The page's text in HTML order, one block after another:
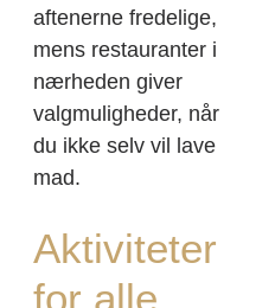
aftenerne fredelige,
mens restauranter i
nærheden giver
valgmuligheder, når
du ikke selv vil lave
mad.
Aktiviteter
for alle